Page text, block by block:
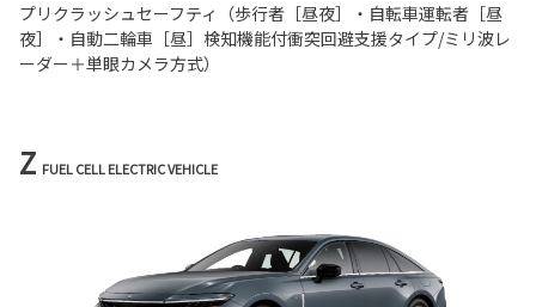
プリクラッシュセーフティ（歩行者［昼夜］・自転車運転者［昼
夜］・自動二輪車［昼］検知機能付衝突回避支援タイプ/ミリ波レ
ーダー＋単眼カメラ方式）
Z FUEL CELL ELECTRIC VEHICLE